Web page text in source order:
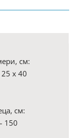
см:
x 40
см:
150